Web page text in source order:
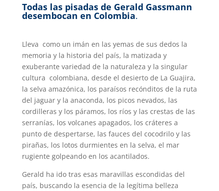
Todas las pisadas de Gerald Gassmann
desembocan en Colombia.
Lleva como un imán en las yemas de sus dedos la
memoria y la historia del país, la matizada y
exuberante variedad de la naturaleza y la singular
cultura colombiana, desde el desierto de La Guajira,
la selva amazónica, los paraísos recónditos de la ruta
del jaguar y la anaconda, los picos nevados, las
cordilleras y los páramos, los ríos y las crestas de las
serranías, los volcanes apagados, los cráteres a
punto de despertarse, las fauces del cocodrilo y las
pirañas, los lotos durmientes en la selva, el mar
rugiente golpeando en los acantilados.
Gerald ha ido tras esas maravillas escondidas del
país, buscando la esencia de la legítima belleza